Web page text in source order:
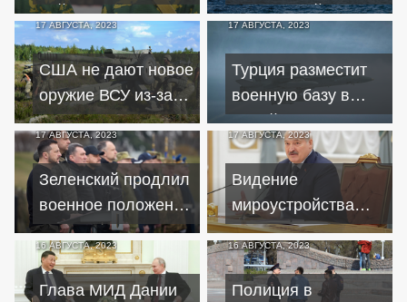
войне на фоне
неизбежного
поражения Украины
безопасный проход
судов с зерном из
украинских портов
17 АВГУСТА, 2023
США не дают новое
оружие ВСУ из-за
угрозы его захвата
ВС РФ – эксперт
17 АВГУСТА, 2023
Турция разместит
военную базу в
ливийском порту –
телеканал TGRT
17 АВГУСТА, 2023
Зеленский продлил
военное положение
и общую
мобилизацию
17 АВГУСТА, 2023
Видение
мироустройства
Китая и Беларуси
полностью
совпадает –
16 АВГУСТА, 2023
Глава МИД Дании
16 АВГУСТА, 2023
Полиция в